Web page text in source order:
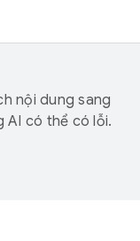
nội dung sang
AI có thể có lỗi.